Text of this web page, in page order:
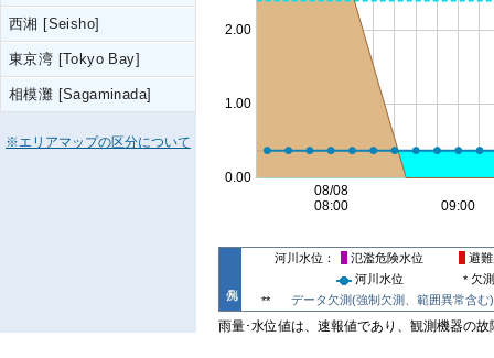
西湘 [Seisho]
東京湾 [Tokyo Bay]
相模灘 [Sagaminada]
※エリアマップの区分について
河川水位 氾濫危険水位
避
河川水位
* 欠測
**
データ欠測(強制欠測、範囲異常含む)
雨量･水位値は、速報値であり、観測機器の